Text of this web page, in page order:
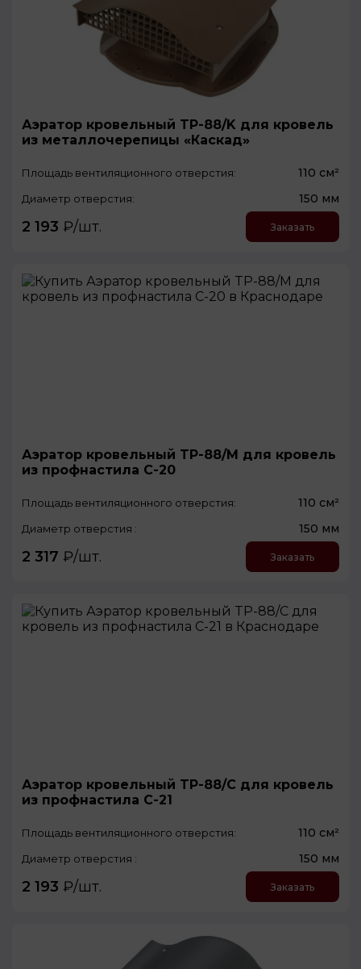
Аэратор кровельный TP-88/K для кровель
из металлочерепицы «Каскад»
Площадь вентиляционного отверстия: 110 см²
Диаметр отверстия: 150 мм
2 193 ₽/шт. Заказать
Аэратор кровельный TP-88/M для кровель
из профнастила С-20
Площадь вентиляционного отверстия: 110 см²
Диаметр отверстия : 150 мм
2 317 ₽/шт. Заказать
Аэратор кровельный TP-88/C для кровель
из профнастила С-21
Площадь вентиляционного отверстия: 110 см²
Диаметр отверстия : 150 мм
2 193 ₽/шт. Заказать